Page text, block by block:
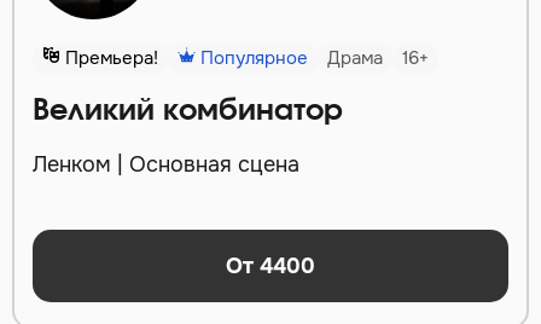
Премьера! Популярное Драма 16+
Великий комбинатор
Ленком | Основная сцена
От 4400